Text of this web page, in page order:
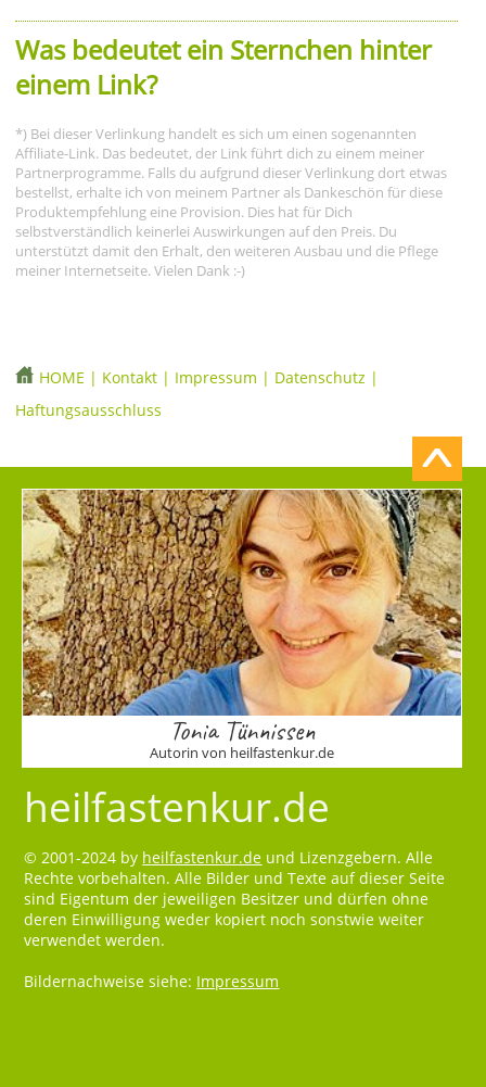
Was bedeutet ein Sternchen hinter
einem Link?
*) Bei dieser Verlinkung handelt es sich um einen sogenannten
Affiliate-Link. Das bedeutet, der Link führt dich zu einem meiner
Partnerprogramme. Falls du aufgrund dieser Verlinkung dort etwas
bestellst, erhalte ich von meinem Partner als Dankeschön für diese
Produktempfehlung eine Provision. Dies hat für Dich
selbstverständlich keinerlei Auswirkungen auf den Preis. Du
unterstützt damit den Erhalt, den weiteren Ausbau und die Pflege
meiner Internetseite. Vielen Dank :-)
HOME | Kontakt | Impressum | Datenschutz |
Haftungsausschluss
Tonia Tünnissen
Autorin von heilfastenkur.de
heilfastenkur.de
© 2001-2024 by heilfastenkur.de und Lizenzgebern. Alle
Rechte vorbehalten. Alle Bilder und Texte auf dieser Seite
sind Eigentum der jeweiligen Besitzer und dürfen ohne
deren Einwilligung weder kopiert noch sonstwie weiter
verwendet werden.
Bildernachweise siehe: Impressum